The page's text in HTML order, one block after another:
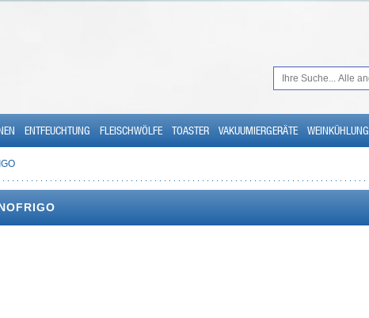
ENTFEUCHTUNG FLEISCHWÖLFE TOASTER VAKUUMIERGERÄTE WEINKÜHLUNG